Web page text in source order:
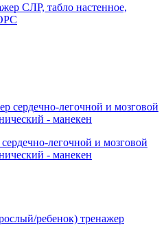
СЛР, табло настенное,
легочной и мозговой
- манекен